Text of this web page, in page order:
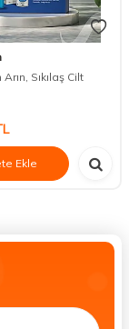
Sıkılaş Cilt
Ekle